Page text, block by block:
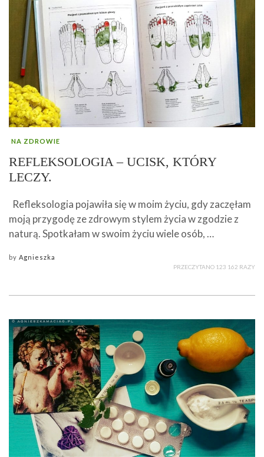
NA ZDROWIE
REFLEKSOLOGIA – UCISK, KTÓRY
LECZY.
Refleksologia pojawiła się w moim życiu, gdy zaczęłam
moją przygodę ze zdrowym stylem życia w zgodzie z
naturą. Spotkałam w swoim życiu wiele osób, …
by Agnieszka
PRZECZYTANO 123 162 RAZY